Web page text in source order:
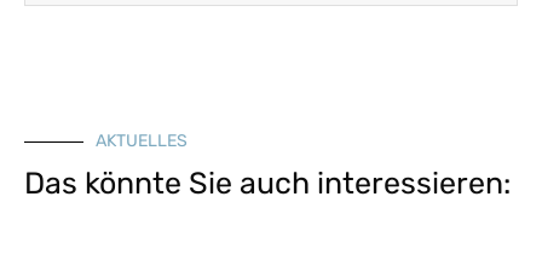
AKTUELLES
Das könnte Sie auch interessieren: